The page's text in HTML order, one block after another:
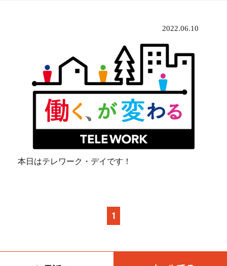
2022.06.10
本日はテレワーク・デイです！
1